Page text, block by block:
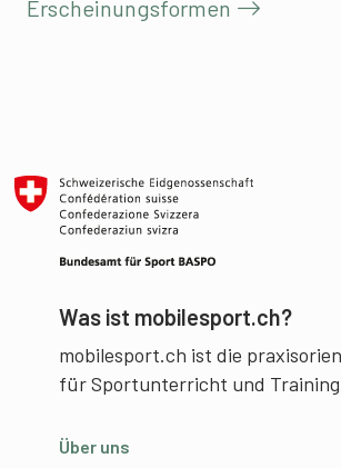
Erscheinungsformen
Was ist mobilesport.ch?
mobilesport.ch ist die
für Sportunterricht und
Über uns